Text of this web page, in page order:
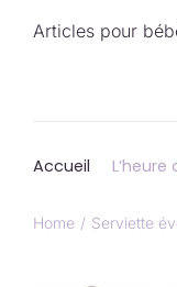
Articles pour
Accueil
Home Serviette